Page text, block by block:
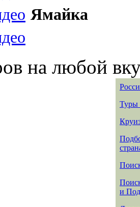
Ямайка
на любой
Туры
и